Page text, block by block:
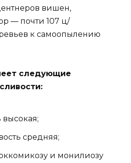
вишен,
— почти 107 ц/
к самоопылению
следующие
высокая;
средняя;
и монилиозу